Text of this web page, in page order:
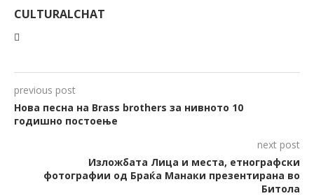
CULTURALCHAT
previous post
Нова песна на Brass brothers за нивното 10
годишно постоење
next post
Изложбата Лица и места, етнографски
фотографии од Браќа Манаки презентирана во
Битола